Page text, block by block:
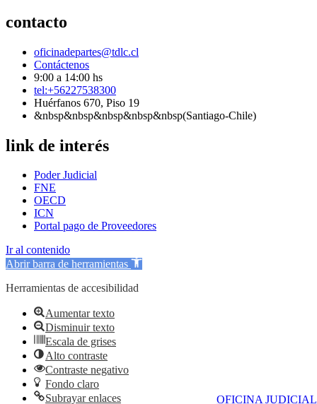
OFICINA JUDICIAL
contacto
oficinadepartes@tdlc.cl
Contáctenos
9:00 a 14:00 hs
tel:+56227538300
Huérfanos 670, Piso 19
&nbsp&nbsp&nbsp&nbsp&nbsp(Santiago-Chile)
link de interés
Poder Judicial
FNE
OECD
ICN
Portal pago de Proveedores
Ir al contenido
Abrir barra de herramientas
Herramientas de accesibilidad
Aumentar texto
Disminuir texto
Escala de grises
Alto contraste
Contraste negativo
Fondo claro
Subrayar enlaces